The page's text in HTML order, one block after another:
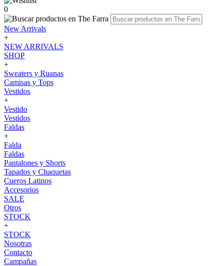
0
New Arrivals
+
NEW ARRIVALS
SHOP
+
Sweaters y Ruanas
Camisas y Tops
Vestidos
+
Vestido
Vestidos
Faldas
+
Falda
Faldas
Pantalones y Shorts
Tapados y Chaquetas
Cueros Latinos
Accesorios
SALE
Otros
STOCK
+
STOCK
Nosotras
Contacto
Campañas